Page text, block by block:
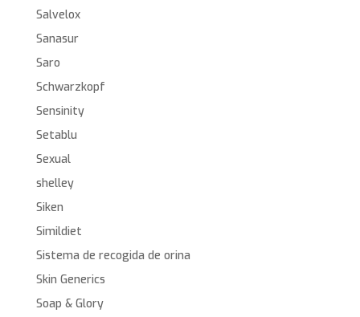
Salvelox
Sanasur
Saro
Schwarzkopf
Sensinity
Setablu
Sexual
shelley
Siken
Simildiet
Sistema de recogida de orina
Skin Generics
Soap & Glory